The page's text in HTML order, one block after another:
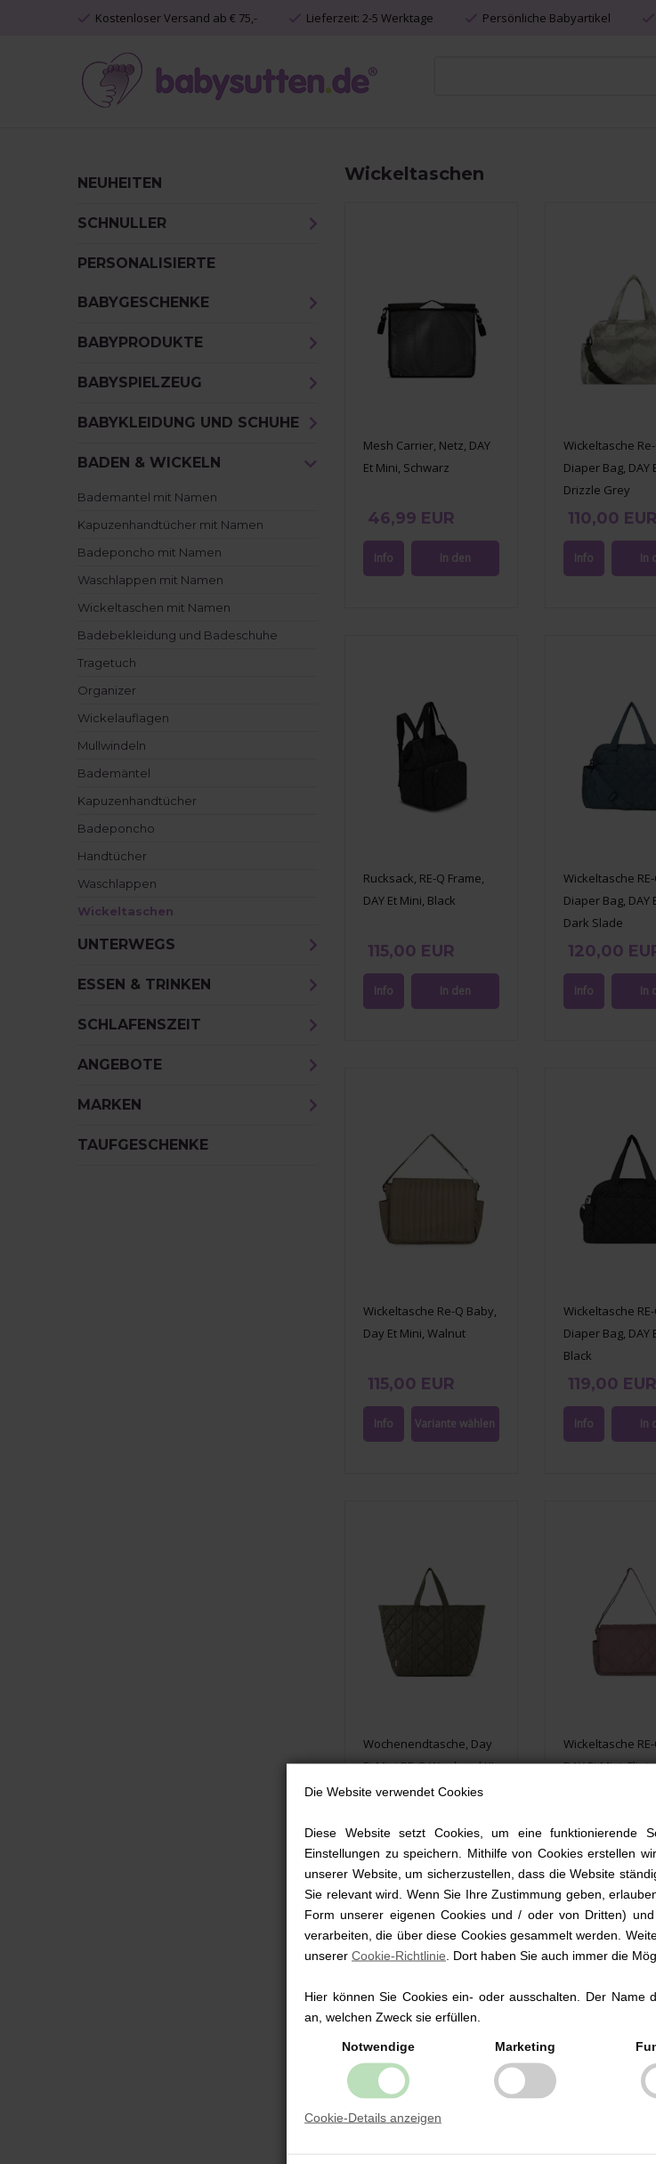
Die Website verwendet Cookies
Diese Website setzt Cookies, um eine funktionierende
Einstellungen zu speichern. Mithilfe von Cookies erstellen
unserer Website, um sicherzustellen, dass die Website
Sie relevant wird. Wenn Sie Ihre Zustimmung geben,
Form unserer eigenen Cookies und / oder von Dritten)
verarbeiten, die über diese Cookies gesammelt werden.
unserer Cookie-Richtlinie . Dort haben Sie auch immer die
Hier können Sie Cookies ein- oder ausschalten. Der Name
an, welchen Zweck sie erfüllen.
Notwendige Marketing
Cookie-Details anzeigen
Kostenloser Versand ab € 75,- Lieferzeit: 2-5 Werktage Persönliche Babyartikel
NEUHEITEN
SCHNULLER
PERSONALISIERTE
BABYGESCHENKE
BABYPRODUKTE
BABYSPIELZEUG
BABYKLEIDUNG UND SCHUHE
BADEN & WICKELN
Bademantel mit Namen
Kapuzenhandtücher mit Namen
Badeponcho mit Namen
Waschlappen mit Namen
Wickeltaschen mit Namen
Badebekleidung und Badeschuhe
Tragetuch
Organizer
Wickelauflagen
Mullwindeln
Bademäntel
Kapuzenhandtücher
Badeponcho
Handtücher
Waschlappen
Wickeltaschen
UNTERWEGS
ESSEN & TRINKEN
SCHLAFENSZEIT
ANGEBOTE
MARKEN
TAUFGESCHENKE
Wickeltaschen
Mesh Carrier, Netz, DAY
Et Mini, Schwarz
46,99 EUR
Wickeltasche
Diaper Bag, DAY
Drizzle Grey
110,00 EUR
Rucksack, RE-Q Frame,
DAY Et Mini, Black
115,00 EUR
Wickeltasche RE-
Diaper Bag, DAY
Dark Slade
120,00
Wickeltasche Re-Q Baby,
Day Et Mini, Walnut
115,00 EUR
Wickeltasche RE-
Diaper Bag, DAY
Black
119,00 EUR
Wochenendtasche, Day
Et Mini RE-Q Weekend XL,
Black Olive
Wickeltasche
DAY Et Mini, Flint